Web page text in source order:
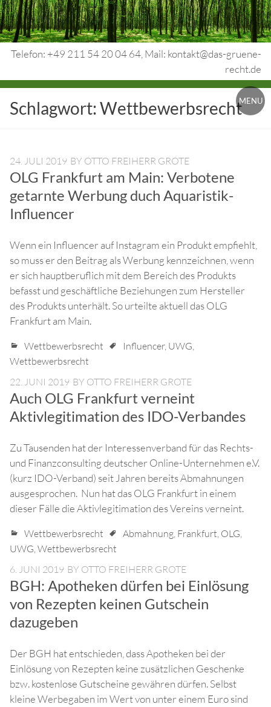
Skip
to
content
Telefon: +49 211 54 20 04 64, Mail: kontakt@das-gruene-
recht.de
Urheberrecht.
Medienrecht.
Rechtsschutz.
MENU
Schlagwort:Wettbewerbsrecht
24. JULI 2019 BY OTTO FREIHERR GROTE
OLG Frankfurt am Main: Verbotene
getarnte Werbung duch Aquaristik-
Influencer
Wenn ein Influencer auf Instagram ein Produkt empfiehlt,
so muss er den Beitrag als Werbung kennzeichnen, wenn
er sich hauptberuflich mit dem Bereich des Produkts
befasst und geschäftliche Beziehungen zum Hersteller
des Produkts unterhält. So urteilte aktuell das OLG
Frankfurt am Main.
Wettbewerbsrecht Influencer, UWG,
Wettbewerbsrecht
22. JUNI 2019 BY OTTO FREIHERR GROTE
Auch OLG Frankfurt verneint
Aktivlegitimation des IDO-Verbandes
Zu Tausenden hat der Interessenverband für das Rechts-
und Finanzconsulting deutscher Online-Unternehmen e.V.
(kurz IDO-Verband) seit Jahren bereits Abmahnungen
ausgesprochen. Nun hat das OLG Frankfurt in einem
dieser Fälle die Aktivlegitimation des Vereins verneint.
Wettbewerbsrecht Abmahnung, Frankfurt, OLG,
UWG,Wettbewerbsrecht
6. JUNI 2019 BY OTTO FREIHERR GROTE
BGH: Apotheken dürfen bei Einlösung
von Rezepten keinen Gutschein
dazugeben
Der BGH hat entschieden, dass Apotheken bei der
Einlösung von Rezepten keine zusätzlichen Geschenke
bzw. kostenlose Gutscheine gewähren dürfen. Selbst
kleine Werbegaben im Wert von unter einem Euro sind